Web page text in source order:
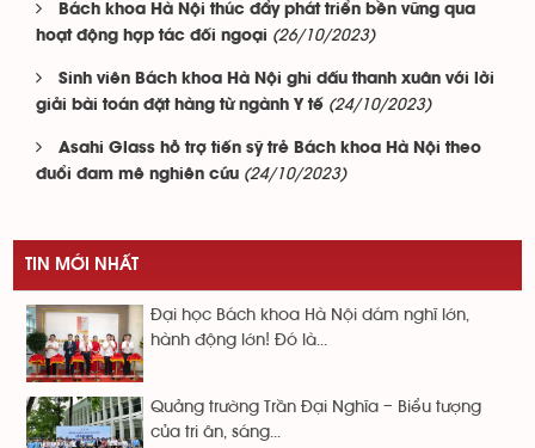
Bách khoa Hà Nội thúc đẩy phát triển bền vững qua
hoạt động hợp tác đối ngoại (26/10/2023)
Sinh viên Bách khoa Hà Nội ghi dấu thanh xuân với lời
giải bài toán đặt hàng từ ngành Y tế (24/10/2023)
Asahi Glass hỗ trợ tiến sỹ trẻ Bách khoa Hà Nội theo
đuổi đam mê nghiên cứu (24/10/2023)
TIN MỚI NHẤT
Đại học Bách khoa Hà Nội dám nghĩ lớn,
hành động lớn! Đó là...
Quảng trường Trần Đại Nghĩa – Biểu tượng
của tri ân, sáng...